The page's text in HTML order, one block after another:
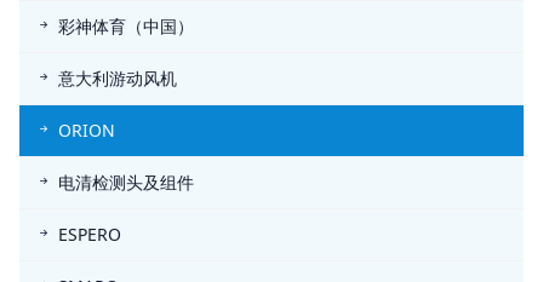
彩神体育（中国）
意大利游动风机
ORION
电清检测头及组件
ESPERO